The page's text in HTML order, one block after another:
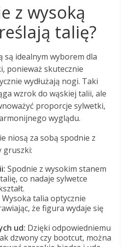
z wysoką
talię?
są idealnym wyborem dla
ponieważ skutecznie
wydłużają nogi. Taki
wzrok do wąskiej talii, ale
proporcje sylwetki,
wyglądu.
niosą za sobą spodnie z
gruszki:
Spodnie z wysokim stanem
co nadaje sylwetce
Wysoka talia optycznie
że figura wydaje się
ud: Dzięki odpowiedniemu
dzwony czy bootcut, można